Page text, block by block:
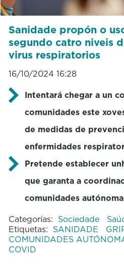
Sanidade propón o
segundo catro niveis
virus respiratorios
16/10/2024 16:28
Intentará chegar a un
comunidades este
de medidas de
enfermidades
Pretende establecer
que garanta a
comunidades
Categorías: Sociedade
Etiquetas: SANIDADE
COMUNIDADES
COVID